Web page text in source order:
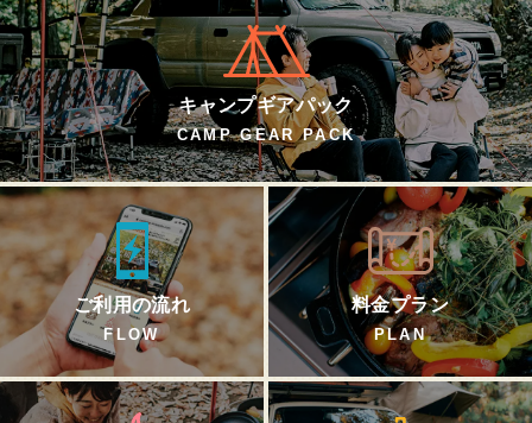
キャンプギアパック
CAMP GEAR PACK
ご利用の流れ
FLOW
料金プラン
PLAN